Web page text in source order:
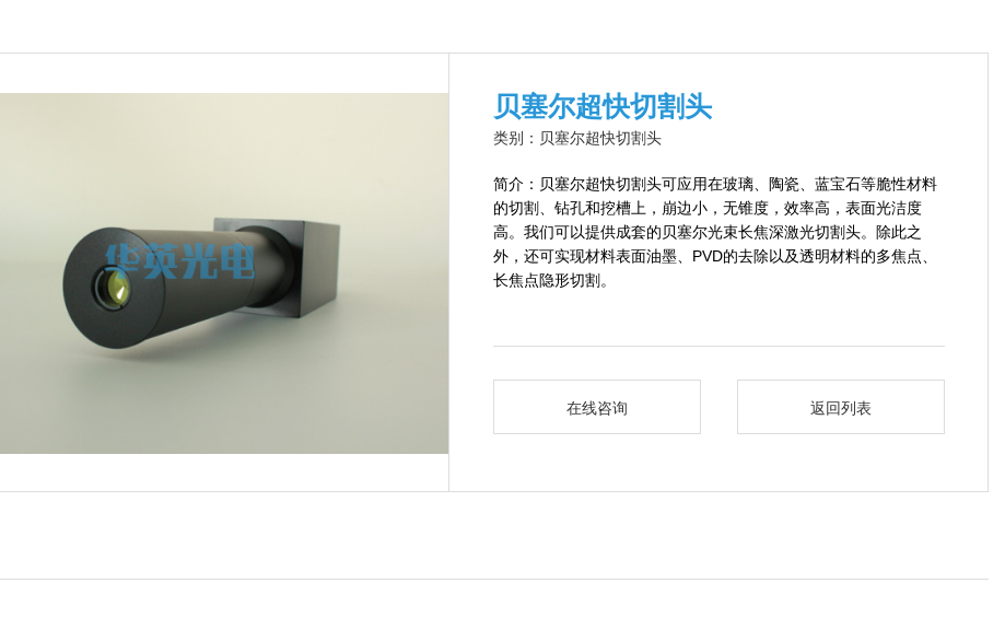
贝塞尔超快切割头
类别：贝塞尔超快切割头
简介：贝塞尔超快切割头可应用在玻璃、陶瓷、蓝宝石等脆性材料
的切割、钻孔和挖槽上，崩边小，无锥度，效率高，表面光洁度
高。我们可以提供成套的贝塞尔光束长焦深激光切割头。除此之
外，还可实现材料表面油墨、PVD的去除以及透明材料的多焦点、
长焦点隐形切割。
在线咨询 返回列表